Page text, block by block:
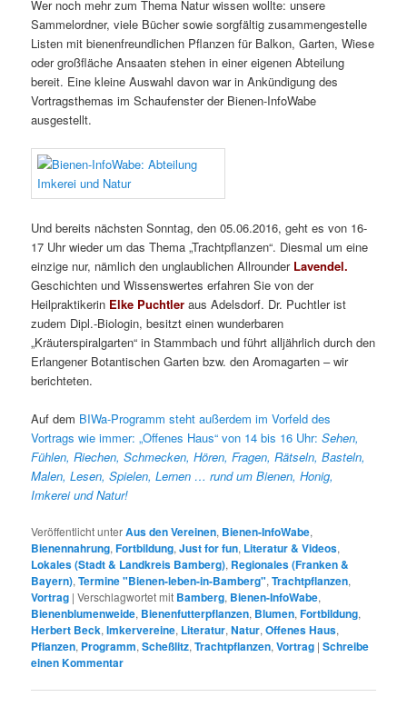
Wer noch mehr zum Thema Natur wissen wollte: unsere
Sammelordner, viele Bücher sowie sorgfältig zusammengestelle
Listen mit bienenfreundlichen Pflanzen für Balkon, Garten, Wiese
oder großfläche Ansaaten stehen in einer eigenen Abteilung
bereit. Eine kleine Auswahl davon war in Ankündigung des
Vortragsthemas im Schaufenster der Bienen-InfoWabe
ausgestellt.
Und bereits nächsten Sonntag, den 05.06.2016, geht es von 16-
17 Uhr wieder um das Thema „Trachtpflanzen“. Diesmal um eine
einzige nur, nämlich den unglaublichen Allrounder Lavendel.
Geschichten und Wissenswertes erfahren Sie von der
Heilpraktikerin Elke Puchtler aus Adelsdorf. Dr. Puchtler ist
zudem Dipl.-Biologin, besitzt einen wunderbaren
„Kräuterspiralgarten“ in Stammbach und führt alljährlich durch den
Erlangener Botantischen Garten bzw. den Aromagarten – wir
berichteten.
Auf dem BIWa-Programm steht außerdem im Vorfeld des
Vortrags wie immer: „Offenes Haus“ von 14 bis 16 Uhr:Sehen,
Fühlen, Riechen, Schmecken, Hören, Fragen, Rätseln, Basteln,
Malen, Lesen, Spielen, Lernen … rund um Bienen, Honig,
Imkerei und Natur!
Veröffentlicht unterAus den Vereinen, Bienen-InfoWabe,
Bienennahrung,Fortbildung,Just for fun, Literatur & Videos,
Lokales (Stadt & Landkreis Bamberg), Regionales (Franken &
Bayern),Termine "Bienen-leben-in-Bamberg",Trachtpflanzen,
Vortrag |Verschlagwortet mit Bamberg, Bienen-InfoWabe,
Bienenblumenweide, Bienenfutterpflanzen, Blumen,Fortbildung,
Herbert Beck,Imkervereine, Literatur,Natur,Offenes Haus,
Pflanzen, Programm,Scheßlitz,Trachtpflanzen,Vortrag |Schreibe
einen Kommentar